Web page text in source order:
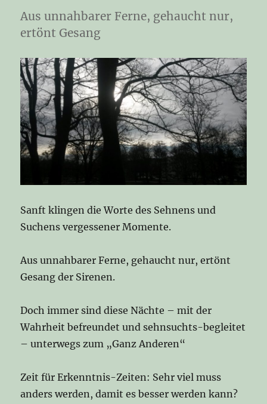
Aus unnahbarer Ferne, gehaucht nur,
ertönt Gesang
Sanft klingen die Worte des Sehnens und
Suchens vergessener Momente.
Aus unnahbarer Ferne, gehaucht nur, ertönt
Gesang der Sirenen.
Doch immer sind diese Nächte – mit der
Wahrheit befreundet und sehnsuchts-begleitet
– unterwegs zum „Ganz Anderen“
Zeit für Erkenntnis-Zeiten: Sehr viel muss
anders werden, damit es besser werden kann?